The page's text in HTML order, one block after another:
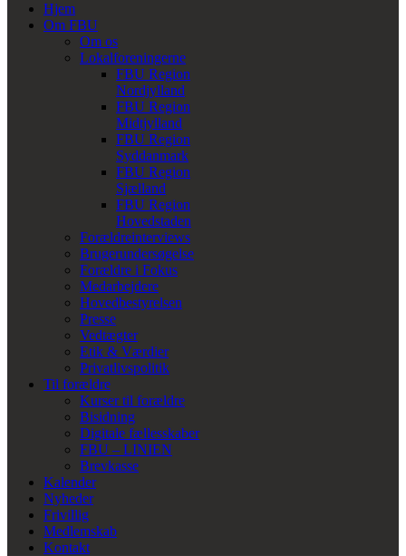
Hjem
Om FBU
Om os
Lokalforeningerne
FBU Region
Nordjylland
FBU Region
Midtjylland
FBU Region
Syddanmark
FBU Region
Sjælland
FBU Region
Hovedstaden
Forældreinterviews
Brugerundersøgelse
Forældre i Fokus
Medarbejdere
Hovedbestyrelsen
Presse
Vedtægter
Etik & Værdier
Privatlivspolitik
Til forældre
Kurser til forældre
Bisidning
Digitale fællesskaber
FBU – LINIEN
Brevkasse
Kalender
Nyheder
Frivillig
Medlemskab
Kontakt